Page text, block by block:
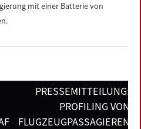
mit einer Batterie von
PRESSEMITTEILUNG:
PROFILING VON
FLUGZEUGPASSAGIEREN